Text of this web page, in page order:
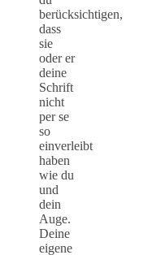
berücksichtigen,
dass
sie
oder er
deine
Schrift
nicht
per se
so
einverleibt
haben
wie du
und
dein
Auge.
Deine
eigene